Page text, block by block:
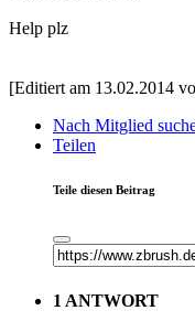
Help plz
[Editiert am 13.02.2014
Nach Mitglied
Teilen
Teile diesen Beitrag
1 ANTWORT